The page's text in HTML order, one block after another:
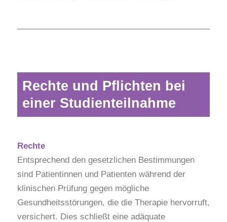
Rechte und Pflichten bei
einer Studienteilnahme
Rechte
Entsprechend den gesetzlichen Bestimmungen
sind Patientinnen und Patienten während der
klinischen Prüfung gegen mögliche
Gesundheitsstörungen, die die Therapie hervorruft,
versichert. Dies schließt eine adäquate